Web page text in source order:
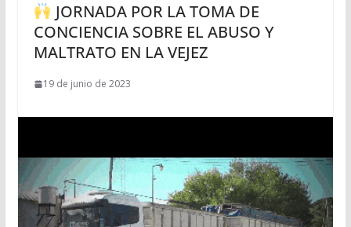
JORNADA POR LA TOMA DE
CONCIENCIA SOBRE EL ABUSO Y
MALTRATO EN LA VEJEZ
19 de junio de 2023